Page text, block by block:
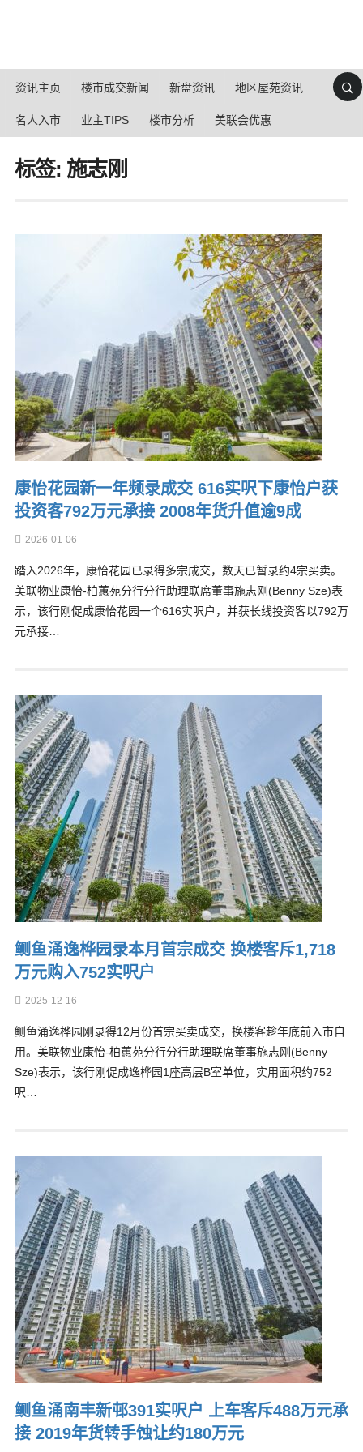
资讯主页 楼市成交新闻 新盘资讯 地区屋苑资讯
名人入市 业主TIPS 楼市分析 美联会优惠
标签: 施志刚
康怡花园新一年频录成交 616实呎下康怡户获
投资客792万元承接 2008年货升值逾9成
2026-01-06
踏入2026年，康怡花园已录得多宗成交，数天已暂录约4宗买卖。
美联物业康怡-柏蕙苑分行分行助理联席董事施志刚(Benny Sze)表
示，该行刚促成康怡花园一个616实呎户，并获长线投资客以792万
元承接…
鲗鱼涌逸桦园录本月首宗成交 换楼客斥1,718
万元购入752实呎户
2025-12-16
鲗鱼涌逸桦园刚录得12月份首宗买卖成交，换楼客趁年底前入市自
用。美联物业康怡-柏蕙苑分行分行助理联席董事施志刚(Benny
Sze)表示，该行刚促成逸桦园1座高层B室单位，实用面积约752
呎…
鲗鱼涌南丰新邨391实呎户 上车客斥488万元承
接 2019年货转手蚀让约180万元